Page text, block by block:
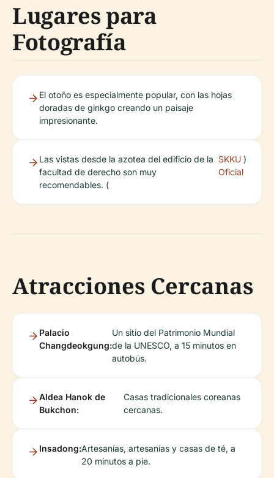
Lugares para
Fotografía
El otoño es especialmente popular, con las hojas
doradas de ginkgo creando un paisaje
impresionante.
Las vistas desde la azotea del edificio de la
facultad de derecho son muy
recomendables. (
SKKU
Oficial
)
Atracciones Cercanas
Palacio
Changdeokgung:
Un sitio del Patrimonio Mundial
de la UNESCO, a 15 minutos en
autobús.
Aldea Hanok de
Bukchon:
Casas tradicionales coreanas
cercanas.
Insadong:Artesanías, artesanías y casas de té, a
20 minutos a pie.